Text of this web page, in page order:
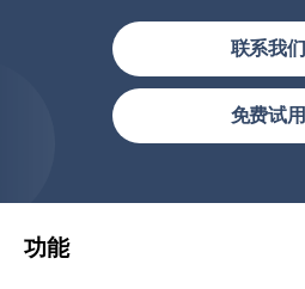
联系我们
免费试用
功能
简体中文
United States (English)